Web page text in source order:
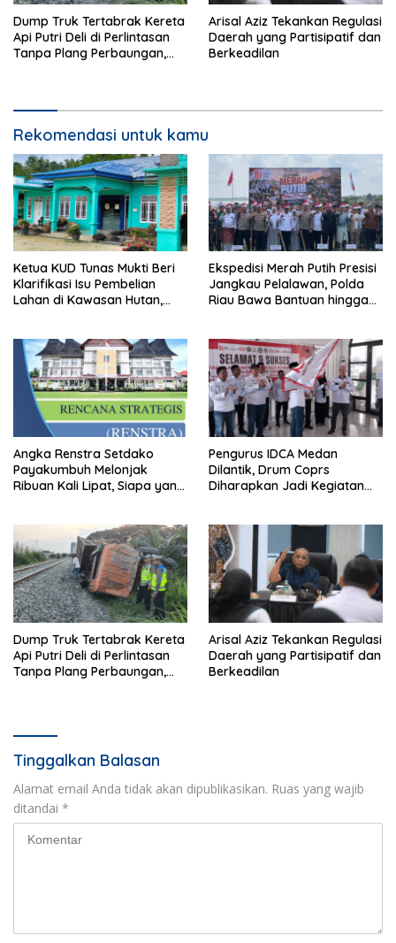
Dump Truk Tertabrak Kereta
Api Putri Deli di Perlintasan
Tanpa Plang Perbaungan,
Arisal Aziz Tekankan Regulasi
Daerah yang Partisipatif dan
Berkeadilan
Rekomendasi untuk kamu
Ketua KUD Tunas Mukti Beri
Klarifikasi Isu Pembelian
Lahan di Kawasan Hutan,
Ekspedisi Merah Putih Presisi
Jangkau Pelalawan, Polda
Riau Bawa Bantuan hingga
Angka Renstra Setdako
Payakumbuh Melonjak
Ribuan Kali Lipat, Siapa yang
Pengurus IDCA Medan
Dilantik, Drum Coprs
Diharapkan Jadi Kegiatan
Dump Truk Tertabrak Kereta
Api Putri Deli di Perlintasan
Tanpa Plang Perbaungan,
Arisal Aziz Tekankan Regulasi
Daerah yang Partisipatif dan
Berkeadilan
Tinggalkan Balasan
Alamat email Anda tidak akan dipublikasikan. Ruas yang wajib
ditandai *